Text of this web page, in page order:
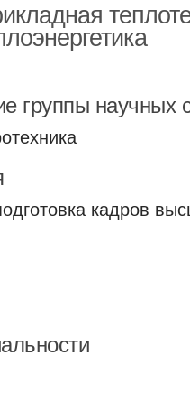
группы научных
кадров